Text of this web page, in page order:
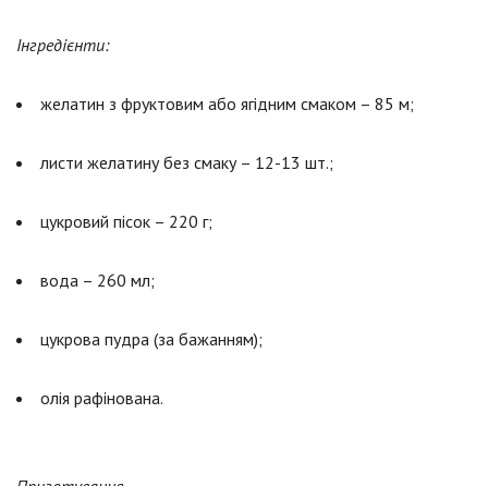
Інгредієнти:
желатин з фруктовим або ягідним смаком – 85 м;
листи желатину без смаку – 12-13 шт.;
цукровий пісок – 220 г;
вода – 260 мл;
цукрова пудра (за бажанням);
олія рафінована.